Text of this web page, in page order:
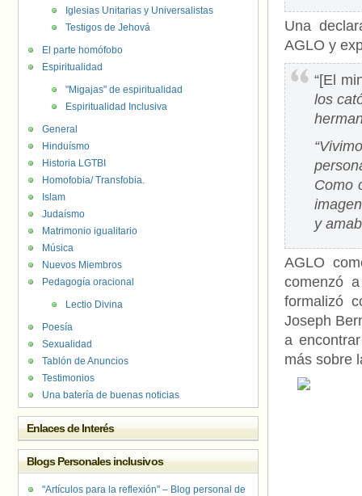
Una
AGLO y
“[El
los
Como
y
AGLO
comenzó
formalizó
Joseph
a
más sobre
Iglesias Unitarias y Universalistas
Testigos de Jehová
El parte homófobo
Espiritualidad
"Migajas" de espiritualidad
Espiritualidad Inclusiva
General
Hinduísmo
Historia LGTBI
Homofobia/ Transfobia.
Islam
Judaísmo
Matrimonio igualitario
Música
Nuevos Miembros
Pedagogía oracional
Lectio Divina
Poesía
Sexualidad
Tablón de Anuncios
Testimonios
Una batería de buenas noticias
Enlaces de Interés
Blogs Personales inclusivos
"Artículos para la reflexión" – Blog personal de